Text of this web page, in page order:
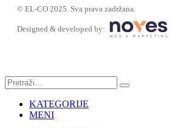
© EL-CO 2025. Sva prava zadržana.
Designed & developed by:
KATEGORIJE
MENI